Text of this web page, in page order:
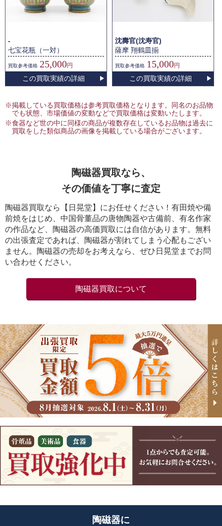
-
七宝花瓶（一対）
買取参考価格 25,000円
この買取実績の詳細
沈壽官(沈寿官)
薩摩 翔鶴皿揃
買取参考価格 15,000円
この買取実績の詳細
※掲載している買取価格は参考買取価格となります。同名のお品物
でも状態、市場価値の変動などで買取価格は変動いたします。
※食器など世の中に同様の商品が複数存在しているお品物は過去に
買取をした類似商品の画像を掲載している場合がございます。
陶磁器買取なら、
その価値を丁寧に査定
陶磁器買取なら【日晃堂】にお任せください！有田焼や備
前焼をはじめ、中国骨董品の唐物陶器や古備前、有名作家
の作品など、陶磁器の高価買取には自信があります。無料
の出張査定であれば、陶磁器が割れてしまう心配もござい
ません。陶磁器の売却をお考えなら、ぜひ日晃堂までお問
い合わせください。
陶磁器買取について
陶磁器に